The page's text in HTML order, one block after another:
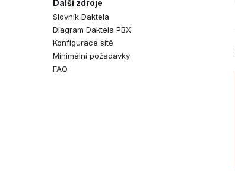
Časové skupiny
Pohledy na sociální sítě
QA formuláře
Události
Konfigurace událostí
Pozdravy agentů
Další zdroje
Slovník Daktela
Diagram Daktela PBX
Konfigurace sítě
Minimální požadavky
FAQ